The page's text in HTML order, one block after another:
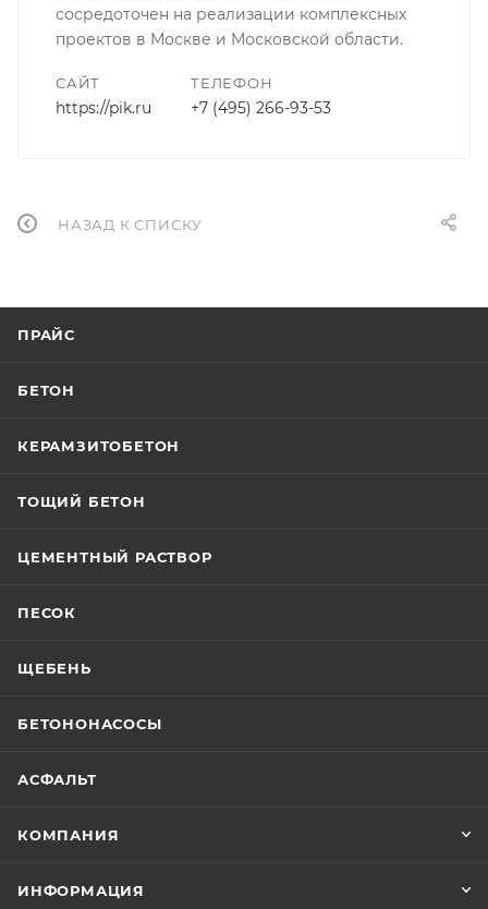
сосредоточен на реализации комплексных
проектов в Москве и Московской области.
САЙТ
https://pik.ru
ТЕЛЕФОН
+7 (495) 266-93-53
НАЗАД К СПИСКУ
ПРАЙС
БЕТОН
КЕРАМЗИТОБЕТОН
ТОЩИЙ БЕТОН
ЦЕМЕНТНЫЙ РАСТВОР
ПЕСОК
ЩЕБЕНЬ
БЕТОНОНАСОСЫ
АСФАЛЬТ
КОМПАНИЯ
ИНФОРМАЦИЯ